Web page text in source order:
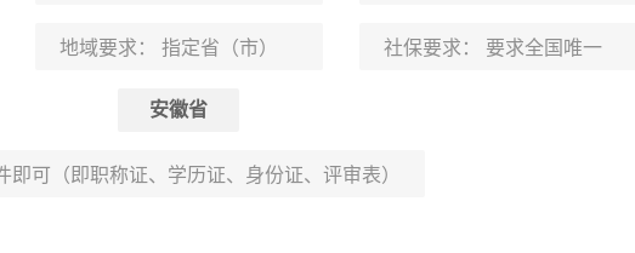
地域要求： 指定省（市） 社保要求： 要求全国唯一
安徽省
即可（即职称证、学历证、身份证、评审表）